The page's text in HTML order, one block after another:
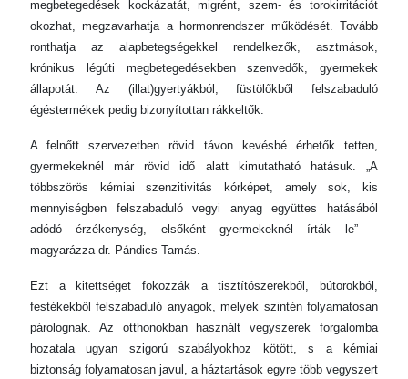
megbetegedések kockázatát, migrént, szem- és torokirritációt
okozhat, megzavarhatja a hormonrendszer működését. Tovább
ronthatja az alapbetegségekkel rendelkezők, asztmások,
krónikus légúti megbetegedésekben szenvedők, gyermekek
állapotát. Az (illat)gyertyákból, füstölőkből felszabaduló
égéstermékek pedig bizonyítottan rákkeltők.
A felnőtt szervezetben rövid távon kevésbé érhetők tetten,
gyermekeknél már rövid idő alatt kimutatható hatásuk. „A
többszörös kémiai szenzitivitás kórképet, amely sok, kis
mennyiségben felszabaduló vegyi anyag együttes hatásából
adódó érzékenység, elsőként gyermekeknél írták le” –
magyarázza dr. Pándics Tamás.
Ezt a kitettséget fokozzák a tisztítószerekből, bútorokból,
festékekből felszabaduló anyagok, melyek szintén folyamatosan
párolognak. Az otthonokban használt vegyszerek forgalomba
hozatala ugyan szigorú szabályokhoz kötött, s a kémiai
biztonság folyamatosan javul, a háztartások egyre több vegyszert